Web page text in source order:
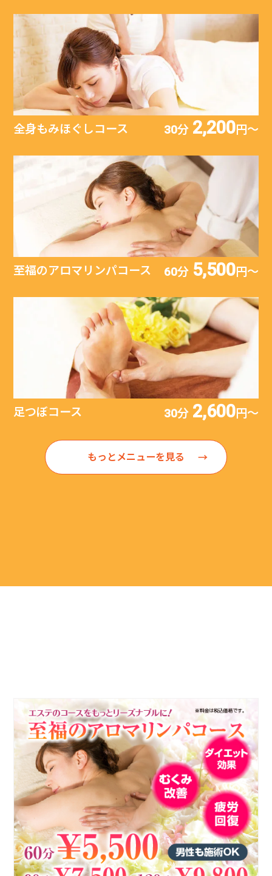
全身もみほぐしコース 30分 2,200円〜
至福のアロマリンパコース 60分 5,500円〜
足つぼコース 30分 2,600円〜
もっとメニューを見る